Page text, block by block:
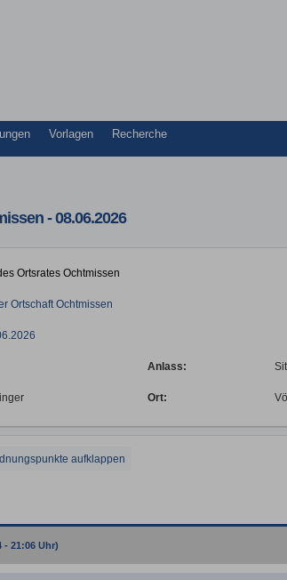
Vorlagen Recherche
- 08.06.2026
Ortsrates Ochtmissen
Ortschaft Ochtmissen
Anlass:
Ort:
aufklappen
- 21:06 Uhr)